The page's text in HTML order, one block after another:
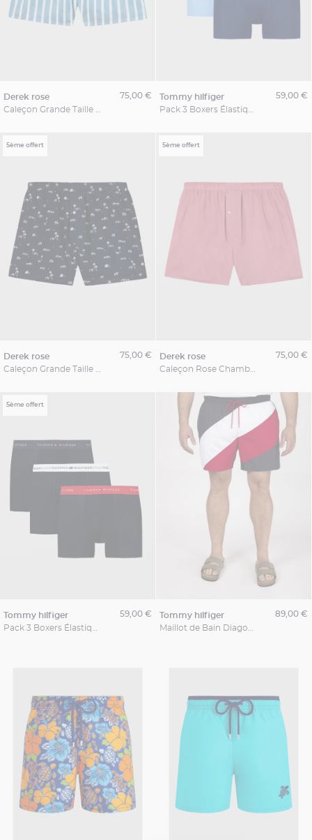
derek rose
75,00 €
tommy hilfiger
59,00 €
5ème offert
derek rose
75,00 €
5ème offert
derek rose
75,00 €
5ème offert
tommy hilfiger
59,00 €
tommy hilfiger
89,00 €